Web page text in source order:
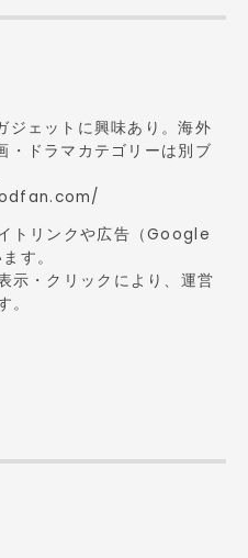
ジェットに興味あり。海外
・ドラマカテゴリーは別ブ
トリンクや広告（Google
す。
示・クリックにより、運営